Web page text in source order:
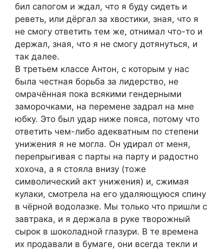
бил сапогом и ждал, что я буду сидеть и
реветь, или дёргал за хвостики, зная, что я
не смогу ответить тем же, отнимал что-то и
держал, зная, что я не смогу дотянуться, и
так далее.
В третьем классе Антон, с которым у нас
была честная борьба за лидерство, не
омрачённая пока всякими гендерными
заморочками, на перемене задрал на мне
юбку. Это был удар ниже пояса, потому что
ответить чем-либо адекватным по степени
унижения я не могла. Он удирал от меня,
перепрыгивая с парты на парту и радостно
хохоча, а я стояла внизу (тоже
символический акт унижения) и, сжимая
кулаки, смотрела на его удаляющуюся спину
в чёрной водолазке. Мы только что пришли с
завтрака, и я держала в руке творожный
сырок в шоколадной глазури. В те времена
их продавали в бумаге, они всегда текли и